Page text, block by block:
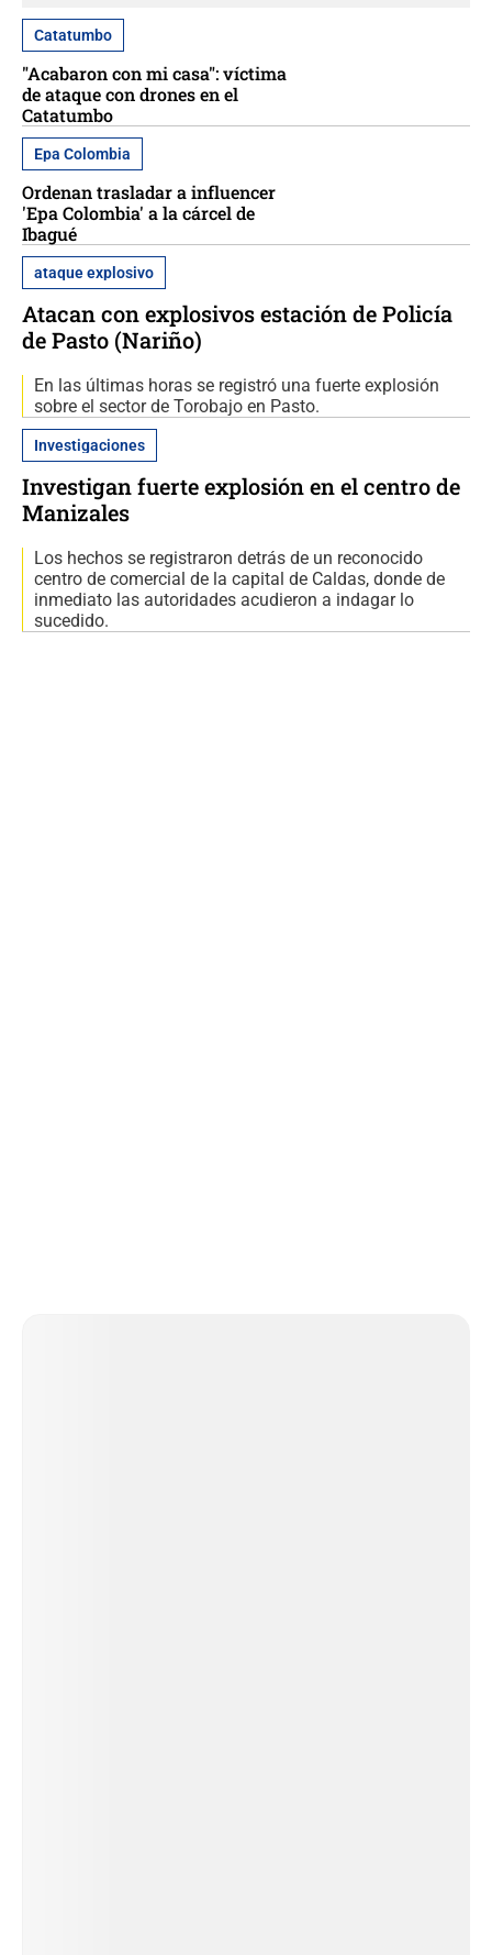
Catatumbo
"Acabaron con mi casa": víctima
de ataque con drones en el
Catatumbo
Epa Colombia
Ordenan trasladar a influencer
'Epa Colombia' a la cárcel de
Ibagué
ataque explosivo
Atacan con explosivos estación de Policía
de Pasto (Nariño)
En las últimas horas se registró una fuerte explosión
sobre el sector de Torobajo en Pasto.
Investigaciones
Investigan fuerte explosión en el centro de
Manizales
Los hechos se registraron detrás de un reconocido
centro de comercial de la capital de Caldas, donde de
inmediato las autoridades acudieron a indagar lo
sucedido.